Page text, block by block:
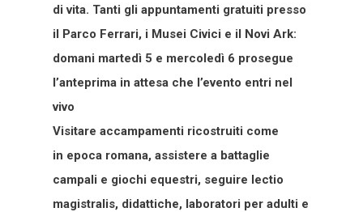
di vita. Tanti gli appuntamenti gratuiti presso
il Parco Ferrari, i Musei Civici e il Novi Ark:
domani martedì 5 e mercoledì 6 prosegue
l’anteprima in attesa che l’evento entri nel
vivo
Visitare accampamenti ricostruiti come
in epoca romana, assistere a battaglie
campali e giochi equestri, seguire lectio
magistralis, didattiche, laboratori per adulti e